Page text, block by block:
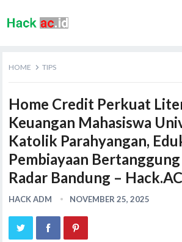
HOME TIPS
Home Credit Perkuat
Keuangan Mahasiswa
Katolik Parahyangan,
Pembiayaan Bertanggung
Radar Bandung –
HACK ADM NOVEMBER 25, 2025